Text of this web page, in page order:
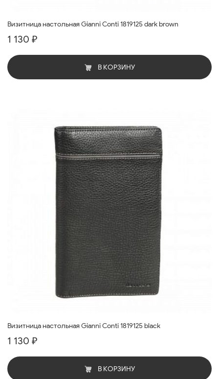
Визитница настольная Gianni Conti 1819125 dark brown
1 130 ₽
В КОРЗИНУ
Визитница настольная Gianni Conti 1819125 black
1 130 ₽
В КОРЗИНУ